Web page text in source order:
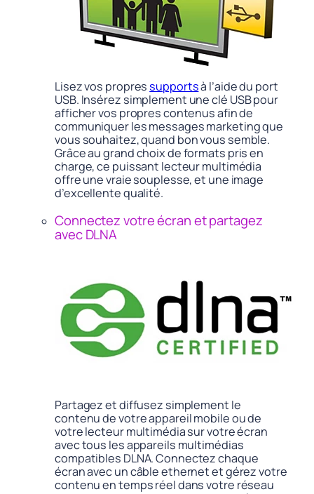
Lisez vos propres supportsà l’aide du port
USB. Insérez simplement une clé USB pour
afficher vos propres contenus afin de
communiquer les messages marketing que
vous souhaitez, quand bon vous semble.
Grâce au grand choix de formats pris en
charge, ce puissant lecteur multimédia
offre une vraie souplesse, et une image
d’excellente qualité.
Connectez votre écran et partagez
avec DLNA
Partagez et diffusez simplement le
contenu de votre appareil mobile ou de
votre lecteur multimédia sur votre écran
avec tous les appareils multimédias
compatibles DLNA. Connectez chaque
écran avec un câble ethernet et gérez votre
contenu en temps réel dans votre réseau